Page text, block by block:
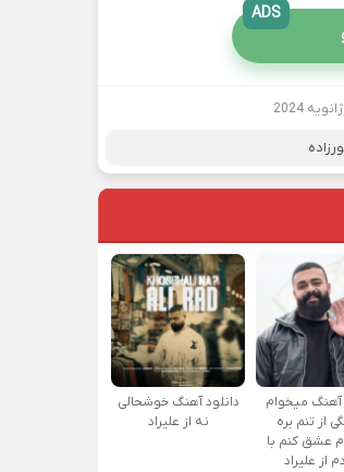
ADS
آهنگ میخوام
از تنم بره
عشق کنم با
از علیراد
دانلود آهنگ خوشحالی
نه از علیراد